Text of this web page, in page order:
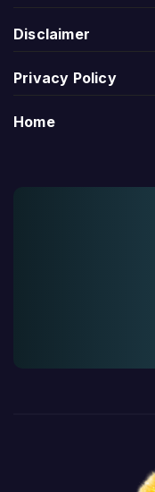
Disclaimer
Privacy Policy
Home